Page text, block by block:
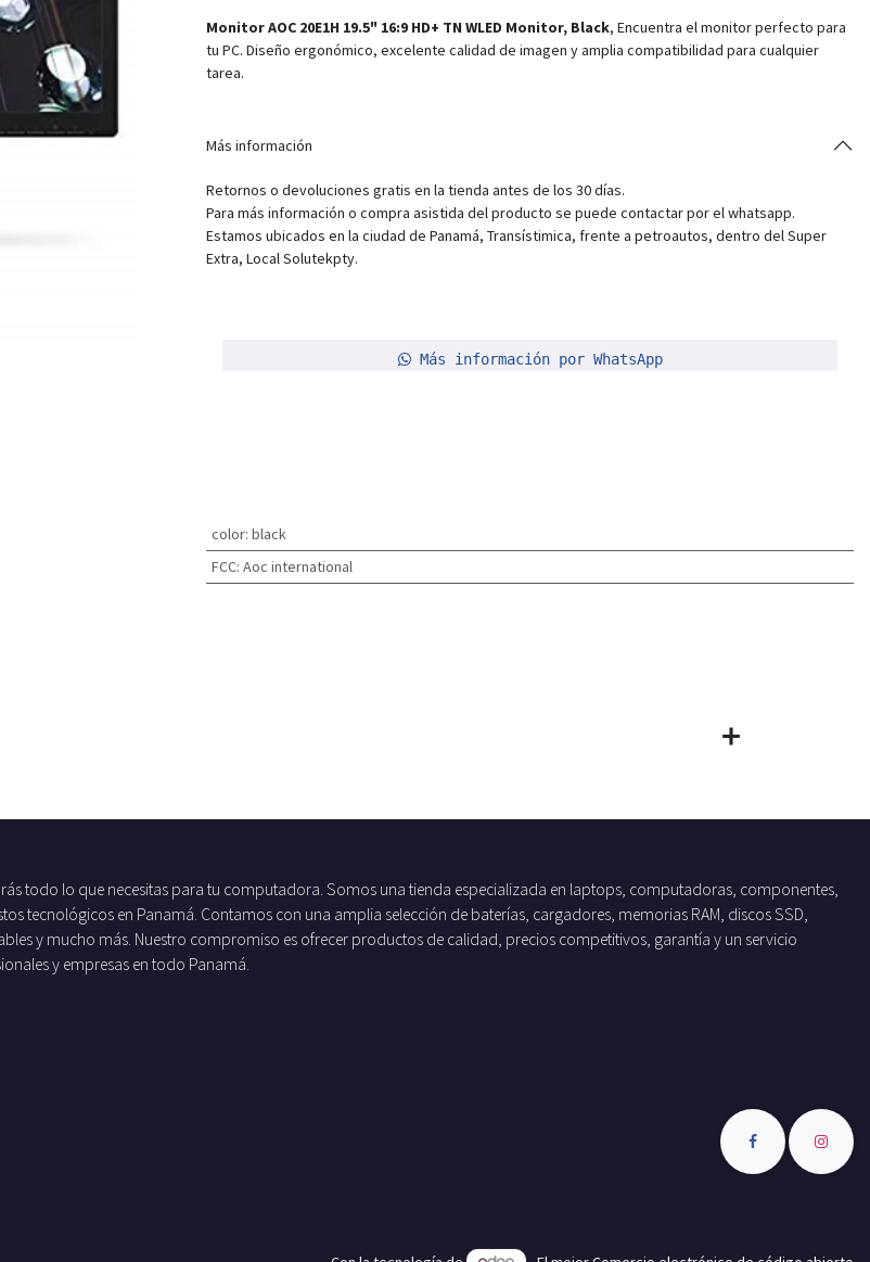
Monitor AOC 20E1H 19.5" 16:9 HD+ TN WLED Monitor, Black, Encuentra el monitor perfecto para
tu PC. Diseño ergonómico, excelente calidad de imagen y amplia compatibilidad para cualquier
tarea.
Más información
Retornos o devoluciones gratis en la tienda antes de los 30 días.
Para más información o compra asistida del producto se puede contactar por el whatsapp.
Estamos ubicados en la ciudad de Panamá, Transístimica, frente a petroautos, dentro del Super
Extra, Local Solutekpty.
Más información por WhatsApp
color: black
FCC: Aoc international
todo lo que necesitas para tu computadora. Somos una tienda especializada en laptops, computadoras, componentes,
tecnológicos en Panamá. Contamos con una amplia selección de baterías, cargadores, memorias RAM, discos SSD,
y mucho más. Nuestro compromiso es ofrecer productos de calidad, precios competitivos, garantía y un servicio
y empresas en todo Panamá.